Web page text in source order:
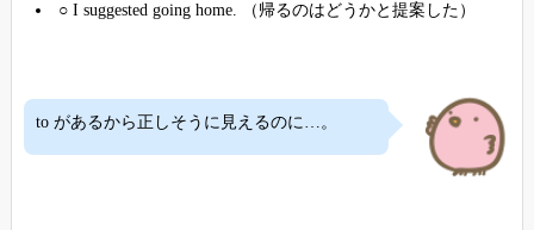
○ I suggested going home. （帰るのはどうかと提案した）
to があるから正しそうに見えるのに…。